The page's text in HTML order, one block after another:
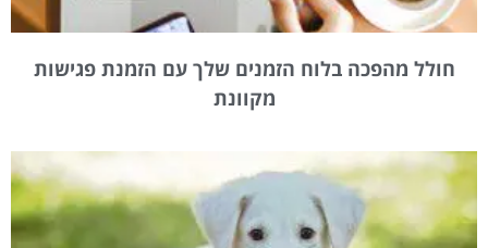
חולל מהפכה בלוח הזמנים שלך עם הזמנת פגישות
מקוונת